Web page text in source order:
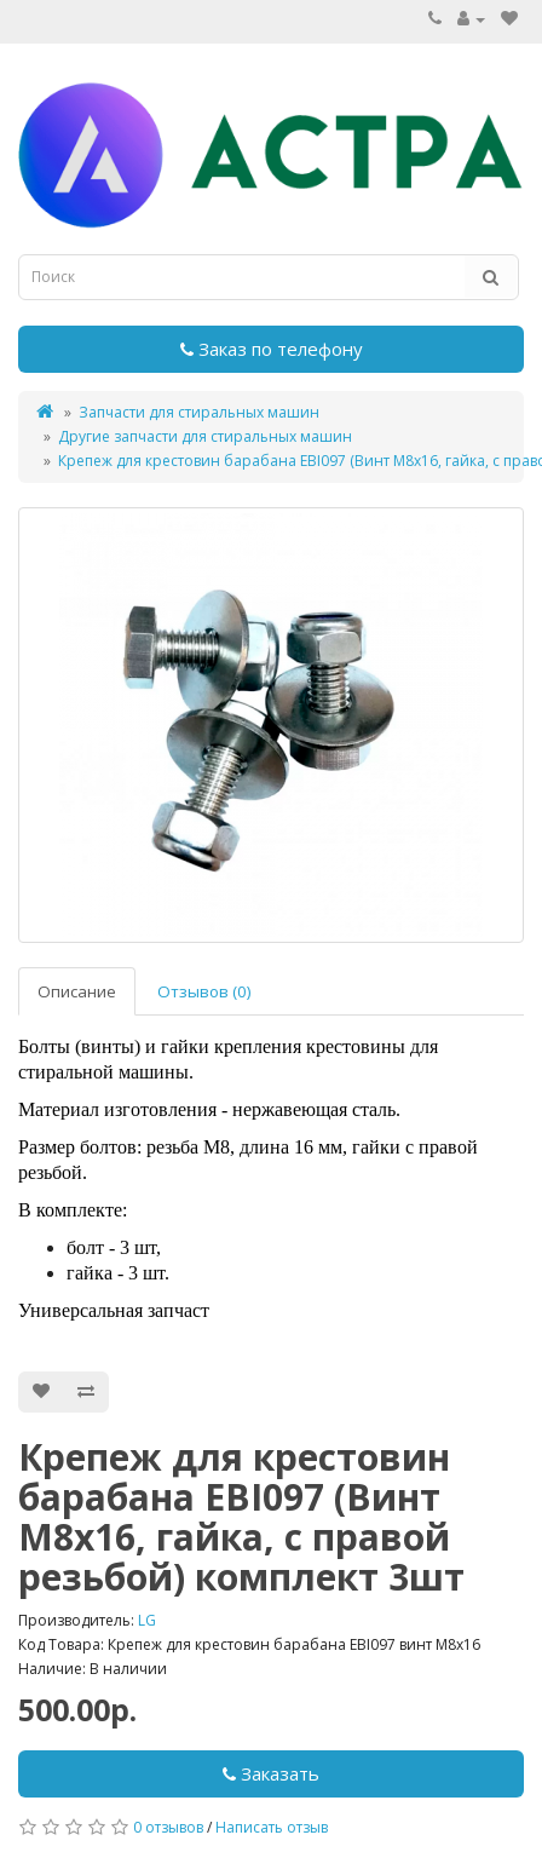
Заказ по телефону
Запчасти для стиральных машин
Другие запчасти для стиральных машин
Крепеж для крестовин барабана EBI097 (Винт М8х16, гайка, с
Описание Отзывов (0)
Болты (винты) и гайки крепления крестовины для
стиральной машины.
Материал изготовления - нержавеющая сталь.
Размер болтов: резьба М8, длина 16 мм, гайки с правой
резьбой.
В комплекте:
болт - 3 шт,
гайка - 3 шт.
Универсальная запчаст
Крепеж для крестовин
барабана EBI097 (Винт
М8х16, гайка, с правой
резьбой) комплект 3шт
Производитель: LG
Код Товара: Крепеж для крестовин барабана EBI097 винт М8х16
Наличие: В наличии
500.00р.
Заказать
0 отзывов/ Написать отзыв